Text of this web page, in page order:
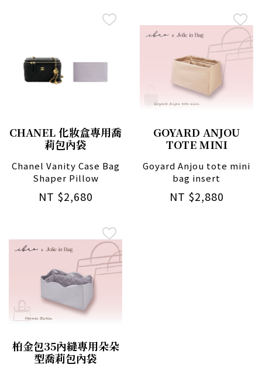
CHANEL 化妝盒專用喬
莉包內袋
Chanel Vanity Case Bag
Shaper Pillow
NT $2,680
GOYARD ANJOU
TOTE MINI
Goyard Anjou tote mini
bag insert
NT $2,880
柏金包35內縫專用朵朵
型喬莉包內袋